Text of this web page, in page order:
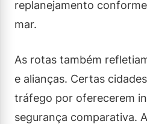
replanejamento
mar.
As rotas também
e alianças. Certas
tráfego por oferecerem
segurança comparativa.